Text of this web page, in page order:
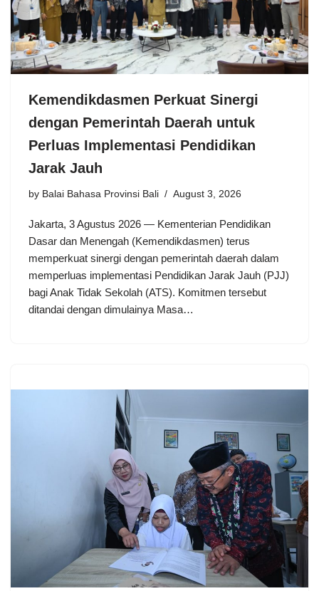
Kemendikdasmen Perkuat Sinergi
dengan Pemerintah Daerah untuk
Perluas Implementasi Pendidikan
Jarak Jauh
by Balai Bahasa Provinsi Bali August 3, 2026
Jakarta, 3 Agustus 2026 — Kementerian Pendidikan
Dasar dan Menengah (Kemendikdasmen) terus
memperkuat sinergi dengan pemerintah daerah dalam
memperluas implementasi Pendidikan Jarak Jauh (PJJ)
bagi Anak Tidak Sekolah (ATS). Komitmen tersebut
ditandai dengan dimulainya Masa…